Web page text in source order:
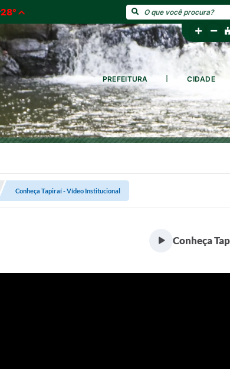
28°
PREFEITURA CIDADE
Conheça Tapiraí - Vídeo Institucional
Conheça